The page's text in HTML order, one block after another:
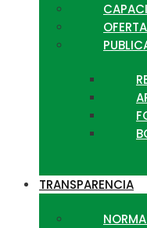
TRANSPARENCIA